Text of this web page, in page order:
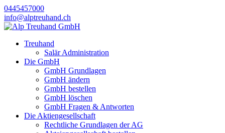
0445457000
info@alptreuhand.ch
Treuhand
Salär Administration
Die GmbH
GmbH Grundlagen
GmbH ändern
GmbH bestellen
GmbH löschen
GmbH Fragen & Antworten
Die Aktiengesellschaft
Rechtliche Grundlagen der AG